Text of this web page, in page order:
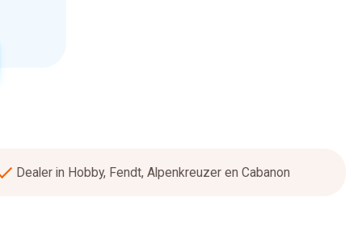
Dealer in Hobby, Fendt, Alpenkreuzer en Cabanon